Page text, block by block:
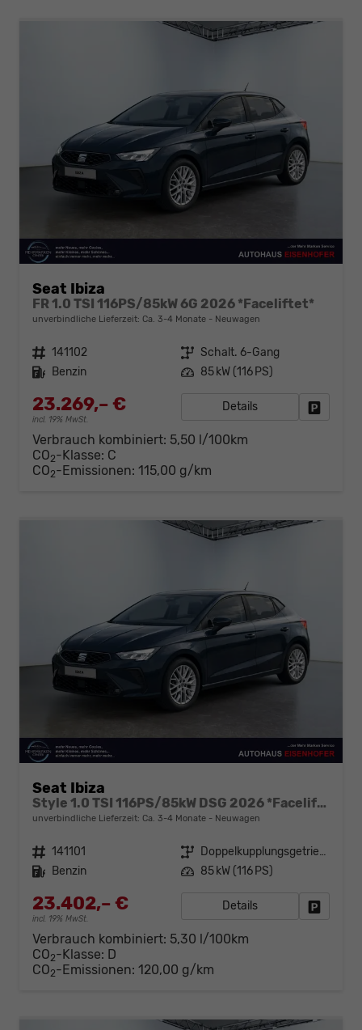
Seat Ibiza
FR 1.0 TSI 116PS/85kW 6G 2026 *Faceliftet*
unverbindliche Lieferzeit: Ca. 3-4 Monate Neuwagen
Fahrzeugnr. 141102 Getriebe Schalt. 6-Gang
Kraftstoff Benzin Leistung 85 kW (116 PS)
23.269,– €
incl. 19% MwSt.
Details
Verbrauch kombiniert: 5,50 l/100km
CO2-Klasse: C
CO2-Emissionen: 115,00 g/km
Seat Ibiza
Style 1.0 TSI 116PS/85kW DSG 2026 *Faceliftet*
unverbindliche Lieferzeit: Ca. 3-4 Monate Neuwagen
Fahrzeugnr. 141101 Getriebe
Doppelkupplungsgetriebe (DSG)
Kraftstoff Benzin Leistung 85 kW (116 PS)
23.402,– €
incl. 19% MwSt.
Details
Verbrauch kombiniert: 5,30 l/100km
CO2-Klasse: D
CO2-Emissionen: 120,00 g/km